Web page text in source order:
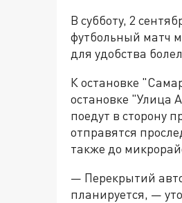
В субботу, 2
футбольный матч
для удобства
К остановке
остановке "Улица
поедут в сторону
отправятся
также до
— Перекрытий
планируется, —